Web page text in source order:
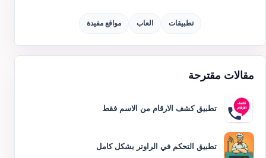
تطبيقات العاب مواقع مفيدة
مقالات مقترحة
تطبيق كشف الارقام من الاسم فقط
تطبيق التحكم في الراوتر بشكل كامل